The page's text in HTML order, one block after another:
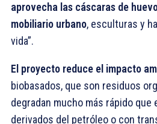
aprovecha las cáscaras de
mobiliario urbano, esculturas y
vida”.
El proyecto reduce el impacto
biobasados, que son residuos
degradan mucho más rápido
derivados del petróleo o con